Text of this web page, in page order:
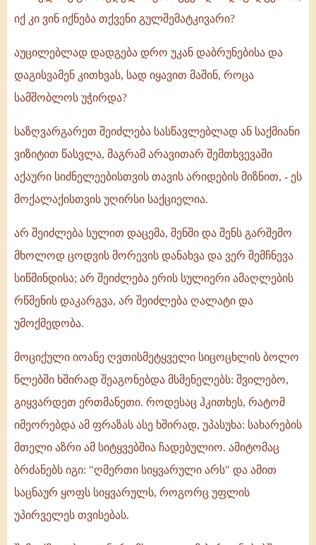
იქ კი ვინ იქნება თქვენი გულშემატკივარი?
აუცილებლად დადგება დრო უკან დაბრუნებისა და
დაგისვამენ კითხვას, სად იყავით მაშინ, როცა
სამშობლოს უჭირდა?
საზღვარგარეთ შეიძლება სასწავლებლად ან საქმიანი
ვიზიტით წასვლა, მაგრამ არავითარ შემთხვევაში
აქაური სიძნელეებისთვის თავის არიდების მიზნით, - ეს
მოქალაქისთვის უღირსი საქციელია.
არ შეიძლება სულით დაცემა, შენში და შენს გარშემო
მხოლოდ ცოდვის მორევის დანახვა და ვერ შემჩნევა
სიწმინდისა; არ შეიძლება ერის სულიერი ამაღლების
რწმენის დაკარგვა, არ შეიძლება ღალატი და
უმოქმედობა.
მოციქული იოანე ღვთისმეტყველი სიცოცხლის ბოლო
წლებში ხშირად შეაგონებდა მსმენელებს: შვილებო,
გიყვარდეთ ერთმანეთი. როდესაც ჰკითხეს, რატომ
იმეორებდა ამ ფრაზას ასე ხშირად, უპასუხა: სახარების
მთელი აზრი ამ სიტყვებშია ჩადებულიო. ამიტომაც
ბრძანებს იგი: "ღმერთი სიყვარული არს" და ამით
საცნაურ ყოფს სიყვარულს, როგორც უფლის
უპირველეს თვისებას.